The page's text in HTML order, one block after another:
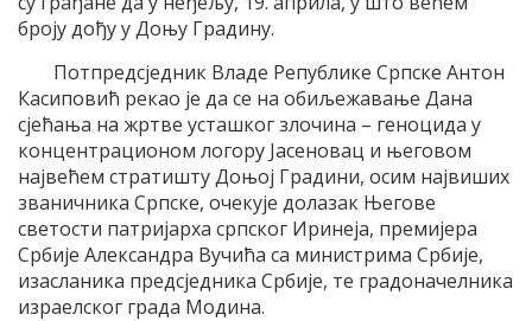
броју дођу у Доњу Градину.
Потпредсједник Владе Републике Српске Антон
Касиповић рекао је да се на обиљежавање Дана
сјећања на жртве усташког злочина – геноцида у
концентрационом логору Јасеновац и његовом
највећем стратишту Доњој Градини, осим највиших
званичника Српске, очекује долазак Његове
светости патријарха српског Иринеја, премијера
Србије Александра Вучића са министрима Србије,
изасланика предсједника Србије, те градоначелника
израелског града Модина.